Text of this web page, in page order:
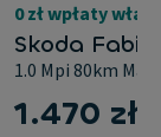
0 zł wpłaty
Skoda Fabia
1.0 Mpi 80km
1.470 zł